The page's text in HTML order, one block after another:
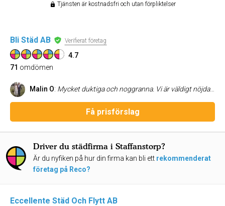
Tjänsten är kostnadsfri och utan förpliktelser
Bli Städ AB Verifierat företag
4.7
71 omdömen
Malin O: Mycket duktiga och noggranna. Vi är väldigt nöjda med deras tjänster.
Få prisförslag
Driver du städfirma i Staffanstorp?
Är du nyfiken på hur din firma kan bli ett rekommenderat
företag på Reco?
Eccellente Städ Och Flytt AB